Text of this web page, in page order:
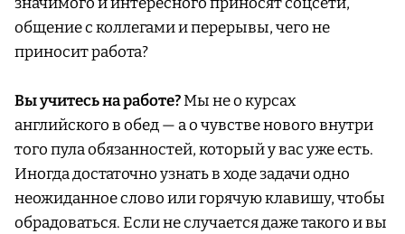
общение с коллегами и перерывы, чего не
приносит работа?
Вы учитесь на работе?Мы не о курсах
английского в обед — а о чувстве нового внутри
того пула обязанностей, который у вас уже есть.
Иногда достаточно узнать в ходе задачи одно
неожиданное слово или горячую клавишу, чтобы
обрадоваться. Если не случается даже такого и вы